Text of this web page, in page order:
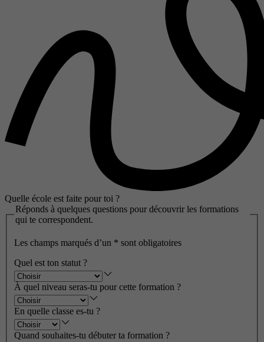
Quelle école est faite pour toi ?
Réponds à quelques questions pour découvrir les formations
qui te correspondent.
Les champs marqués d’un * sont obligatoires
Quel est ton statut ?
À quel niveau seras-tu pour cette formation ?
En quelle classe es-tu ?
Quand souhaites-tu débuter ta formation ?